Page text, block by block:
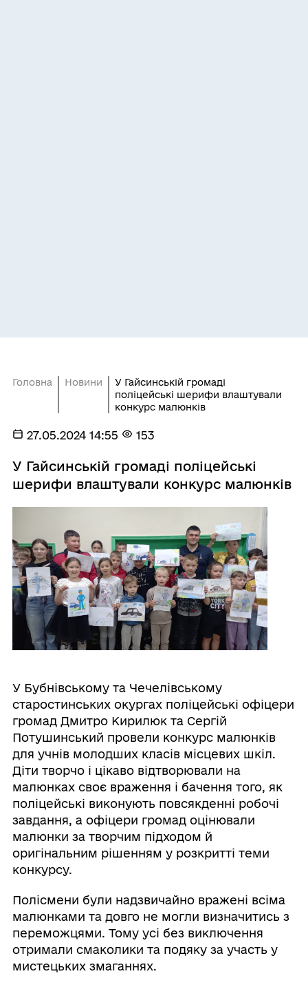
Головна Новини
У Гайсинській громаді
поліцейські шерифи влаштували
конкурс малюнків
27.05.2024 14:55 153
У Гайсинській громаді поліцейські
шерифи влаштували конкурс малюнків
У Бубнівському та Чечелівському
старостинських окургах поліцейські офіцери
громад Дмитро Кирилюк та Сергій
Потушинський провели конкурс малюнків
для учнів молодших класів місцевих шкіл.
Діти творчо і цікаво відтворювали на
малюнках своє враження і бачення того, як
поліцейські виконують повсякденні робочі
завдання, а офіцери громад оцінювали
малюнки за творчим підходом й
оригінальним рішенням у розкритті теми
конкурсу.
Полісмени були надзвичайно вражені всіма
малюнками та довго не могли визначитись з
переможцями. Тому усі без виключення
отримали смаколики та подяку за участь у
мистецьких змаганнях.